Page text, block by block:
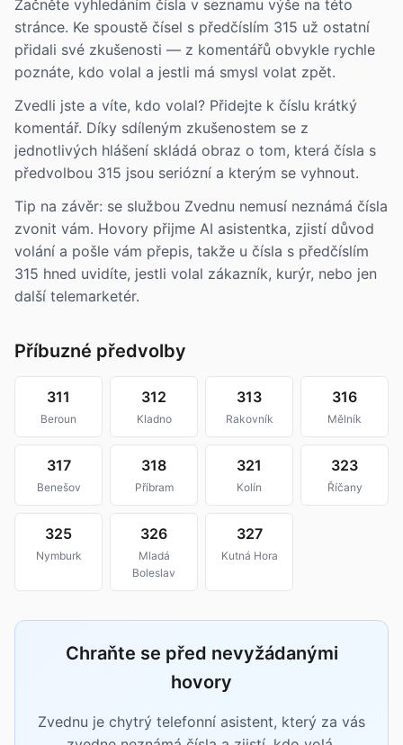
Začněte vyhledáním čísla v seznamu výše na této
stránce. Ke spoustě čísel s předčíslím 315 už ostatní
přidali své zkušenosti — z komentářů obvykle rychle
poznáte, kdo volal a jestli má smysl volat zpět.
Zvedli jste a víte, kdo volal? Přidejte k číslu krátký
komentář. Díky sdíleným zkušenostem se z
jednotlivých hlášení skládá obraz o tom, která čísla s
předvolbou 315 jsou seriózní a kterým se vyhnout.
Tip na závěr: se službou Zvednu nemusí neznámá čísla
zvonit vám. Hovory přijme AI asistentka, zjistí důvod
volání a pošle vám přepis, takže u čísla s předčíslím
315 hned uvidíte, jestli volal zákazník, kurýr, nebo jen
další telemarketér.
Příbuzné předvolby
311
Beroun
312
Kladno
313
Rakovník
316
Mělník
317
Benešov
318
Příbram
321
Kolín
323
Říčany
325
Nymburk
326
Mladá
Boleslav
327
Kutná Hora
Chraňte se před nevyžádanými
hovory
Zvednu je chytrý telefonní asistent, který za vás